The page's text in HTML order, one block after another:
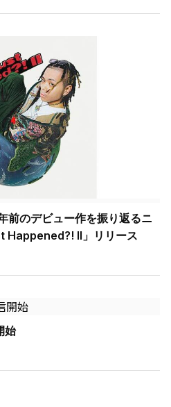
前のデビュー作を振り返るニ
Happened?! II」リリース
始